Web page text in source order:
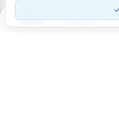
Главная Закладки